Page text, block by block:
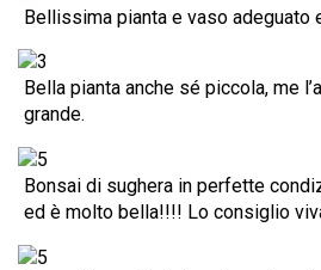
Bellissima pianta e vaso adeguato
Bella pianta anche sé piccola, me
grande.
Bonsai di sughera in perfette
ed è molto bella!!!! Lo consiglio